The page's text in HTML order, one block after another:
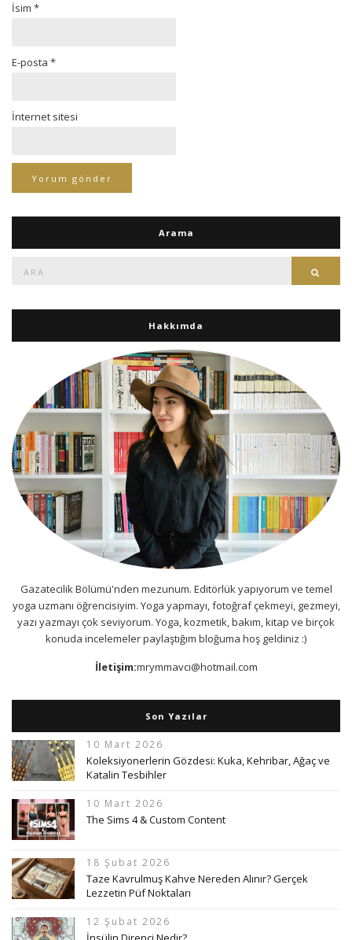
İsim *
E-posta *
İnternet sitesi
Arama
Hakkımda
Gazatecilik Bölümü'nden mezunum. Editörlük yapıyorum ve temel
yoga uzmanı öğrencisiyim. Yoga yapmayı, fotoğraf çekmeyi, gezmeyi,
yazı yazmayı çok seviyorum. Yoga, kozmetik, bakım, kitap ve birçok
konuda incelemeler paylaştığım bloğuma hoş geldiniz :)
İletişim:mrymmavci@hotmail.com
Son Yazılar
10 Mart 2026
Koleksiyonerlerin Gözdesi: Kuka, Kehribar, Ağaç ve
Katalin Tesbihler
10 Mart 2026
The Sims 4 & Custom Content
18 Şubat 2026
Taze Kavrulmuş Kahve Nereden Alınır? Gerçek
Lezzetin Püf Noktaları
12 Şubat 2026